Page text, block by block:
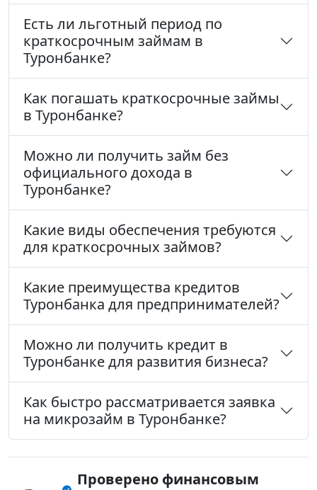
Есть ли льготный период по
краткосрочным займам в
Туронбанке?
Как погашать краткосрочные займы
в Туронбанке?
Можно ли получить займ без
официального дохода в
Туронбанке?
Какие виды обеспечения требуются
для краткосрочных займов?
Какие преимущества кредитов
Туронбанка для предпринимателей?
Можно ли получить кредит в
Туронбанке для развития бизнеса?
Как быстро рассматривается заявка
на микрозайм в Туронбанке?
Проверено финансовым